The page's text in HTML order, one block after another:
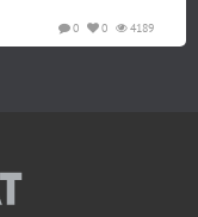
4189
0
0